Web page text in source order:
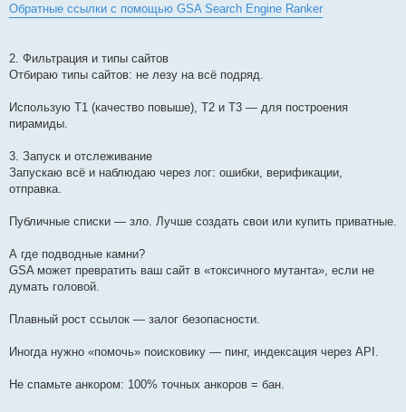
Обратные ссылки с помощью GSA Search Engine Ranker
2. Фильтрация и типы сайтов
Отбираю типы сайтов: не лезу на всё подряд.
Использую T1 (качество повыше), T2 и T3 — для построения
пирамиды.
3. Запуск и отслеживание
Запускаю всё и наблюдаю через лог: ошибки, верификации,
отправка.
Публичные списки — зло. Лучше создать свои или купить приватные.
А где подводные камни?
GSA может превратить ваш сайт в «токсичного мутанта», если не
думать головой.
Плавный рост ссылок — залог безопасности.
Иногда нужно «помочь» поисковику — пинг, индексация через API.
Не спамьте анкором: 100% точных анкоров = бан.